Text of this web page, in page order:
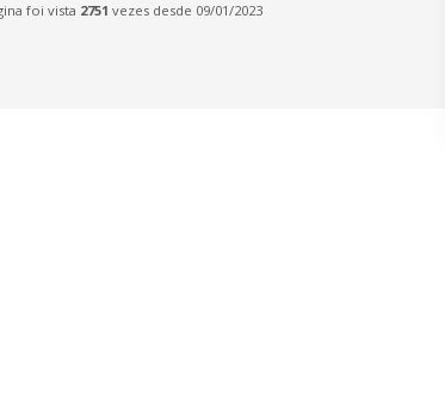
foi vista 2751 vezes desde 09/01/2023